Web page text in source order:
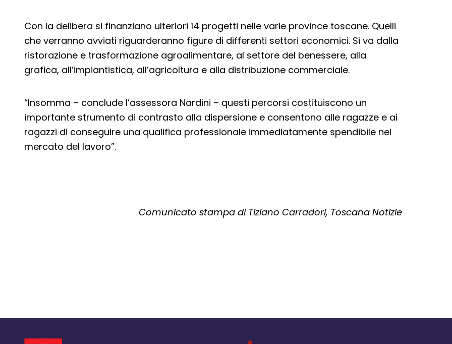
Con la delibera si finanziano ulteriori 14 progetti nelle varie province toscane. Quelli
che verranno avviati riguarderanno figure di differenti settori economici. Si va dalla
ristorazione e trasformazione agroalimentare, al settore del benessere, alla
grafica, all’impiantistica, all’agricoltura e alla distribuzione commerciale.
“Insomma – conclude l’assessora Nardini – questi percorsi costituiscono un
importante strumento di contrasto alla dispersione e consentono alle ragazze e ai
ragazzi di conseguire una qualifica professionale immediatamente spendibile nel
mercato del lavoro”.
Comunicato stampa di Tiziano Carradori, Toscana Notizie